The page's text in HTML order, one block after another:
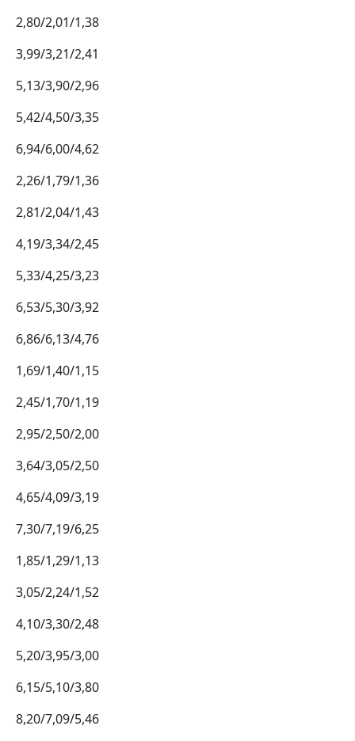
2,80/2,01/1,38
3,99/3,21/2,41
5,13/3,90/2,96
5,42/4,50/3,35
6,94/6,00/4,62
2,26/1,79/1,36
2,81/2,04/1,43
4,19/3,34/2,45
5,33/4,25/3,23
6,53/5,30/3,92
6,86/6,13/4,76
1,69/1,40/1,15
2,45/1,70/1,19
2,95/2,50/2,00
3,64/3,05/2,50
4,65/4,09/3,19
7,30/7,19/6,25
1,85/1,29/1,13
3,05/2,24/1,52
4,10/3,30/2,48
5,20/3,95/3,00
6,15/5,10/3,80
8,20/7,09/5,46